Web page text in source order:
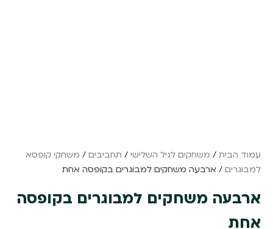
עמוד הבית / משחקים לגיל השלישי / תחביבים / משחקי קופסא
למבוגרים / ארבעה משחקים למבוגרים בקופסה אחת
ארבעה משחקים למבוגרים בקופסה
אחת